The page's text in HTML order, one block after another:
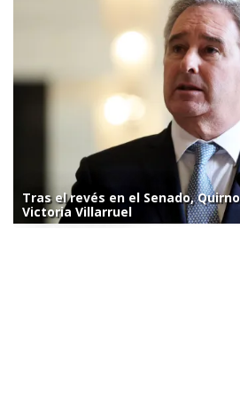
Tras el revés en el Senado,
Victoria Villarruel